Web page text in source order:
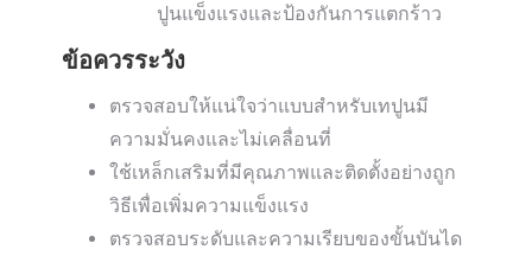
ปูนแข็งแรงและป้องกันการแตกร้าว
ข้อควรระวัง
ตรวจสอบให้แน่ใจว่าแบบสำหรับเทปูนมี
ความมั่นคงและไม่เคลื่อนที่
ใช้เหล็กเสริมที่มีคุณภาพและติดตั้งอย่างถูก
วิธีเพื่อเพิ่มความแข็งแรง
ตรวจสอบระดับและความเรียบของขั้นบันได